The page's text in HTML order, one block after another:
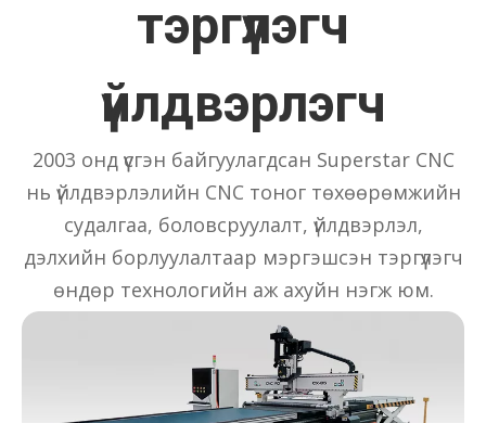
тэргүүлэгч
үйлдвэрлэгч
2003 онд үүсгэн байгуулагдсан Superstar CNC
нь үйлдвэрлэлийн CNC тоног төхөөрөмжийн
судалгаа, боловсруулалт, үйлдвэрлэл,
дэлхийн борлуулалтаар мэргэшсэн тэргүүлэгч
өндөр технологийн аж ахуйн нэгж юм.